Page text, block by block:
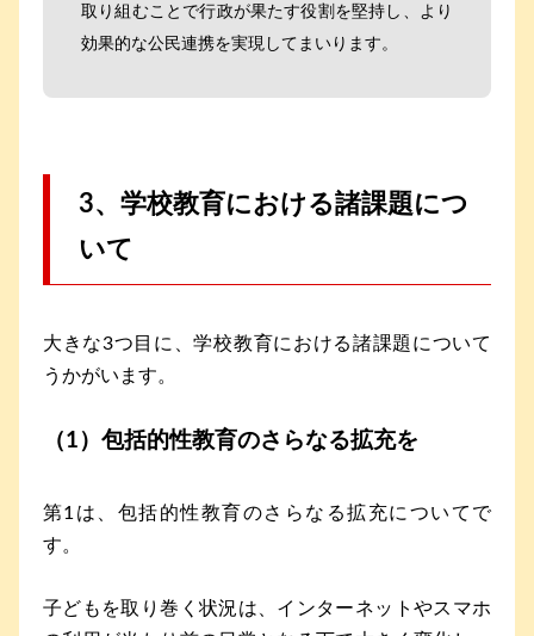
取り組むことで行政が果たす役割を堅持し、より
効果的な公民連携を実現してまいります。
3、学校教育における諸課題につ
いて
大きな3つ目に、学校教育における諸課題について
うかがいます。
（1）包括的性教育のさらなる拡充を
第1は、包括的性教育のさらなる拡充についてで
す。
子どもを取り巻く状況は、インターネットやスマホ